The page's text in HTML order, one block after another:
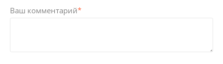
Ваш комментарий*